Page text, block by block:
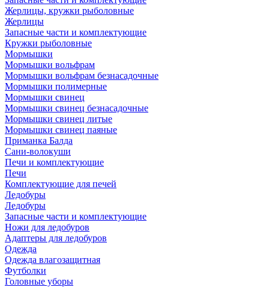
Жерлицы, кружки рыболовные
Жерлицы
Запасные части и комплектующие
Кружки рыболовные
Мормышки
Мормышки вольфрам
Мормышки вольфрам безнасадочные
Мормышки полимерные
Мормышки свинец
Мормышки свинец безнасадочные
Мормышки свинец литые
Мормышки свинец паяные
Приманка Балда
Сани-волокуши
Печи и комплектующие
Печи
Комплектующие для печей
Ледобуры
Ледобуры
Запасные части и комплектующие
Ножи для ледобуров
Адаптеры для ледобуров
Одежда
Одежда влагозащитная
Футболки
Головные уборы